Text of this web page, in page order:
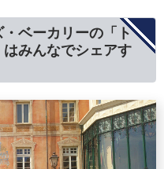
ベーカリーの「ト
みんなでシェアす